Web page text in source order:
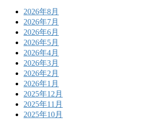
2026年8月
2026年7月
2026年6月
2026年5月
2026年4月
2026年3月
2026年2月
2026年1月
2025年12月
2025年11月
2025年10月